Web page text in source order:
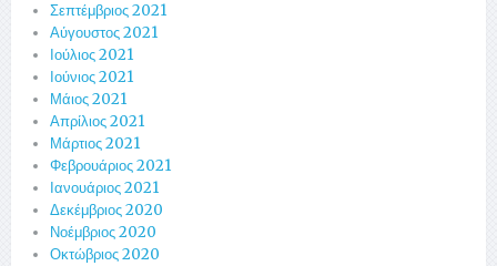
Σεπτέμβριος 2021
Αύγουστος 2021
Ιούλιος 2021
Ιούνιος 2021
Μάιος 2021
Απρίλιος 2021
Μάρτιος 2021
Φεβρουάριος 2021
Ιανουάριος 2021
Δεκέμβριος 2020
Νοέμβριος 2020
Οκτώβριος 2020